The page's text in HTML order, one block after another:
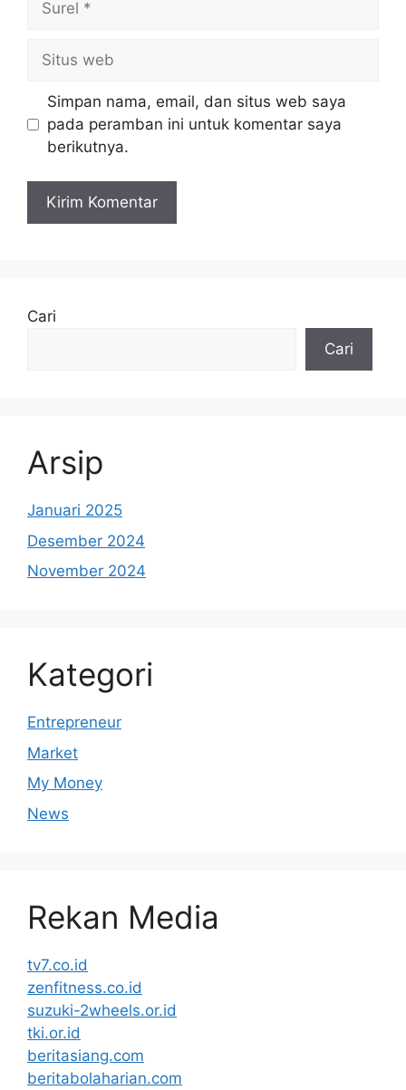
web
Simpan nama, email, dan situs web saya
pada peramban ini untuk komentar saya
berikutnya.
Cari
Cari
Arsip
Januari 2025
Desember 2024
November 2024
Kategori
Entrepreneur
Market
My Money
News
Rekan Media
tv7.co.id
zenfitness.co.id
suzuki-2wheels.or.id
tki.or.id
beritasiang.com
beritabolaharian.com